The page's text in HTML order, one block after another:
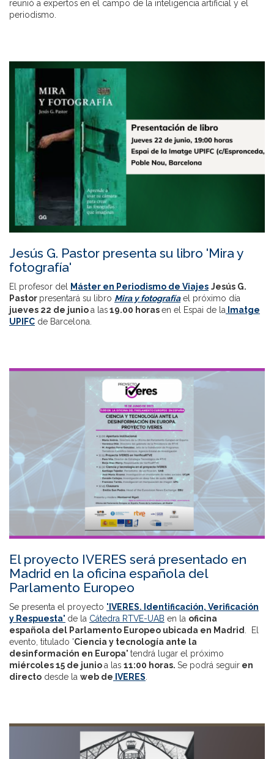
reunió a expertos en el campo de la inteligencia artificial y el
periodismo.
Jesús G. Pastor presenta su libro 'Mira y
fotografía'
El profesor del Máster en Periodismo de Viajes Jesús G.
Pastor presentará su libro Mira y fotografíael próximo día
jueves 22 de junioa las19.00 horasen el Espai de la Imatge
UPIFC de Barcelona.
El proyecto IVERES será presentado en
Madrid en la oficina española del
Parlamento Europeo
Se presenta el proyecto 'IVERES. Identificación, Verificación
y Respuesta' de la Cátedra RTVE-UAB en la oficina
española del Parlamento Europeo ubicada en Madrid
. El
evento, titulado 'Ciencia y tecnología ante la
desinformación en Europa' tendrá lugar el próximo
miércoles 15 de junioa las 11:00 horas. Se podrá seguir en
directo desde la web de IVERES